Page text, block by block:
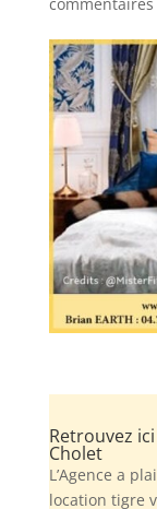
Retrouvez
Cholet
L’Agence a
location tigre